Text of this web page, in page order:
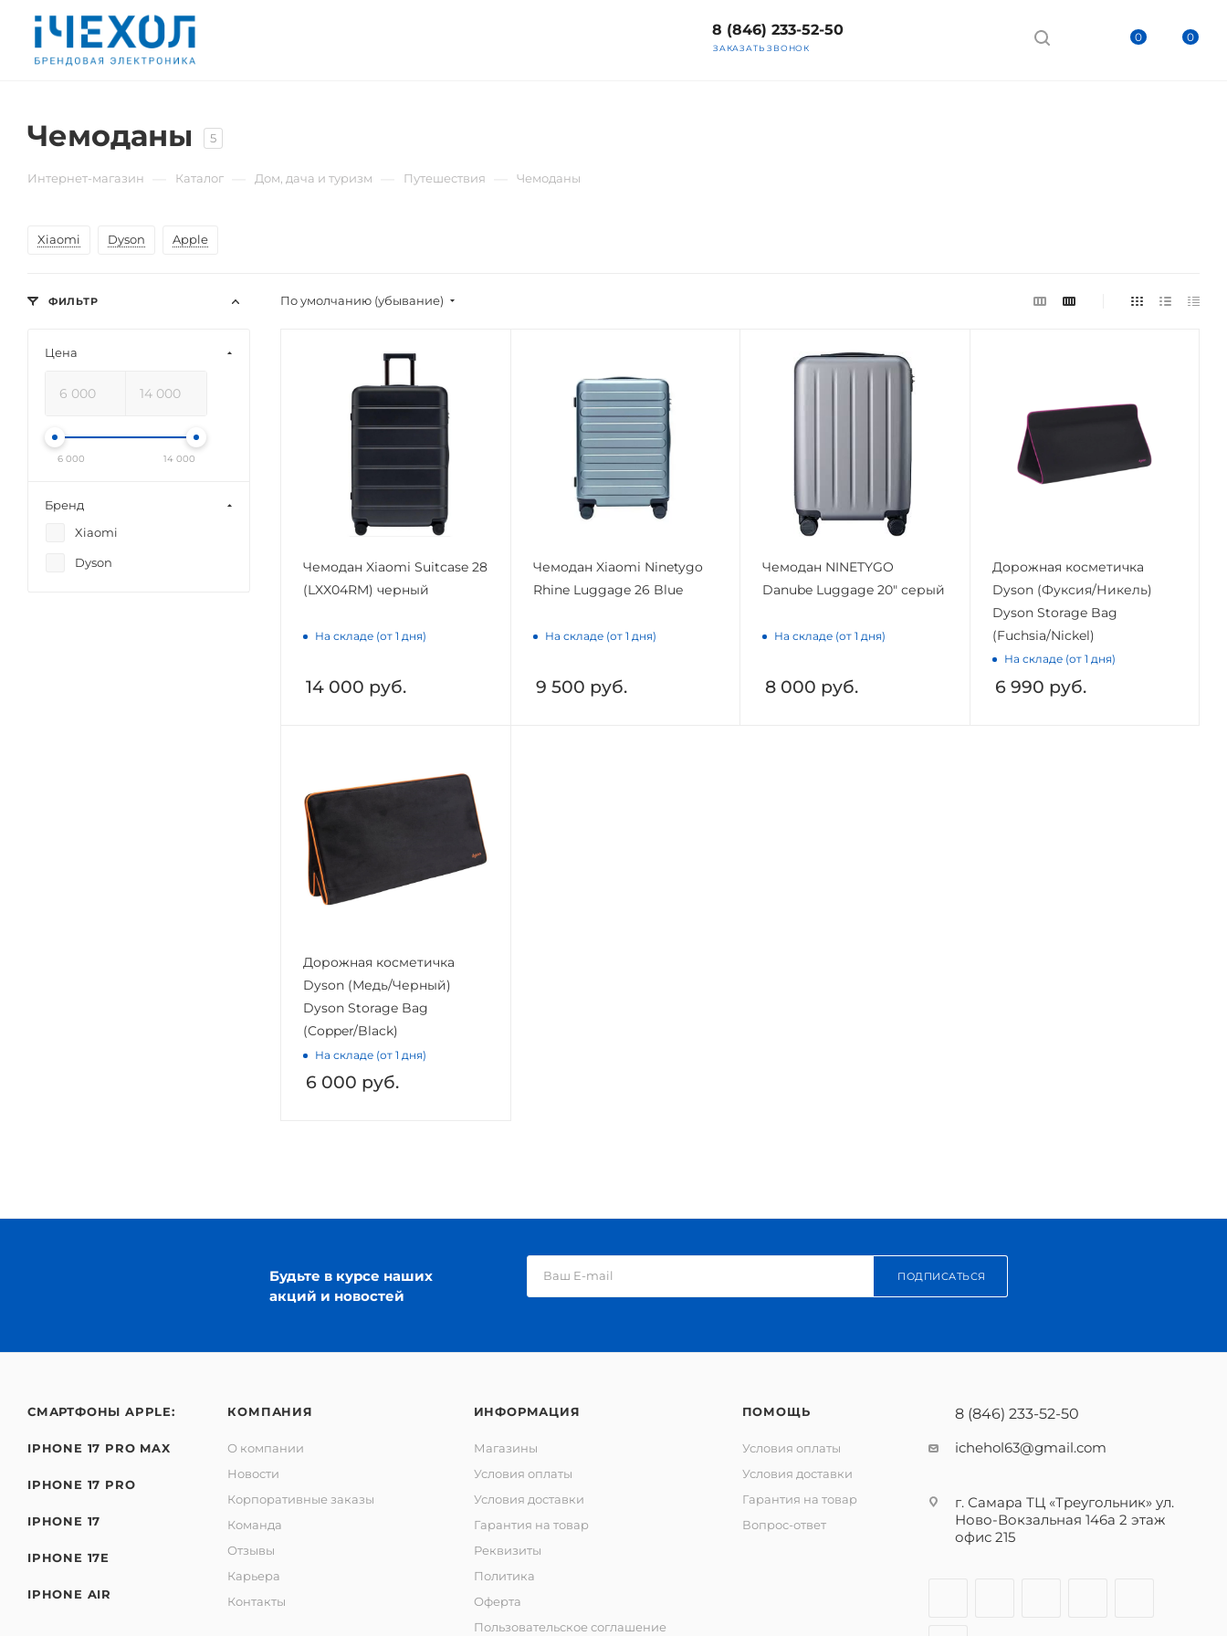
0 0
8 (846) 233-52-50
ЗАКАЗАТЬ ЗВОНОК
Чемоданы 5
Интернет-магазин Каталог Дом, дача и туризм Путешествия Чемоданы
Xiaomi Dyson Apple
По умолчанию (убывание)
Чемодан Xiaomi Suitcase 28
(LXX04RM) черный
На складе (от 1 дня)
14 000 руб.
Чемодан Xiaomi Ninetygo
Rhine Luggage 26 Blue
На складе (от 1 дня)
9 500 руб.
Чемодан NINETYGO
Danube Luggage 20" серый
На складе (от 1 дня)
8 000 руб.
Дорожная косметичка
Dyson (Фуксия/Никель)
Dyson Storage Bag
(Fuchsia/Nickel)
На складе (от 1 дня)
6 990 руб.
Дорожная косметичка
Dyson (Медь/Черный)
Dyson Storage Bag
(Copper/Black)
На складе (от 1 дня)
6 000 руб.
ФИЛЬТР
Цена
6 000 14 000
Бренд
Xiaomi
Dyson
Будьте в курсе наших
акций и новостей
ПОДПИСАТЬСЯ
СМАРТФОНЫ APPLE:
IPHONE 17 PRO MAX
IPHONE 17 PRO
IPHONE 17
IPHONE 17E
IPHONE AIR
КОМПАНИЯ
О компании
Новости
Корпоративные заказы
Команда
Отзывы
Карьера
Контакты
ИНФОРМАЦИЯ
Магазины
Условия оплаты
Условия доставки
Гарантия на товар
Реквизиты
Политика
Оферта
Пользовательское соглашение
ПОМОЩЬ
Условия оплаты
Условия доставки
Гарантия на товар
Вопрос-ответ
8 (846) 233-52-50
ichehol63@gmail.com
г. Самара ТЦ «Треугольник» ул.
Ново-Вокзальная 146а 2 этаж
офис 215